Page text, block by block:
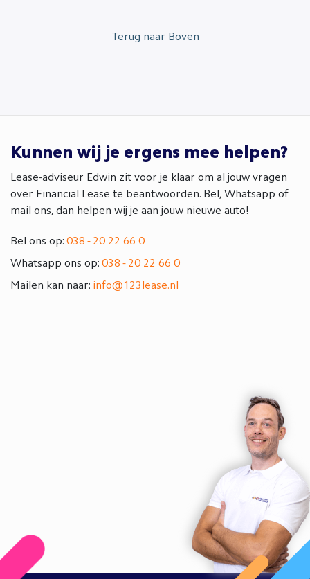
Terug naar Boven
Kunnen wij je ergens mee helpen?
Lease-adviseur Edwin zit voor je klaar om al jouw vragen
over Financial Lease te beantwoorden. Bel, Whatsapp of
mail ons, dan helpen wij je aan jouw nieuwe auto!
Bel ons op: 038 - 20 22 66 0
Whatsapp ons op: 038 - 20 22 66 0
Mailen kan naar: info@123lease.nl